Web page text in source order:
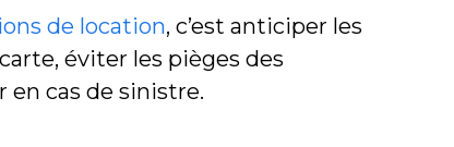
de location, c’est anticiper les
éviter les pièges des
en cas de sinistre.